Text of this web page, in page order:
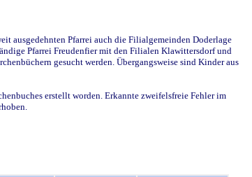
ausgedehnten Pfarrei auch die Filialgemeinden Doderlage
Pfarrei Freudenfier mit den Filialen Klawittersdorf und
gesucht werden. Übergangsweise sind Kinder aus
erstellt worden. Erkannte zweifelsfreie Fehler im